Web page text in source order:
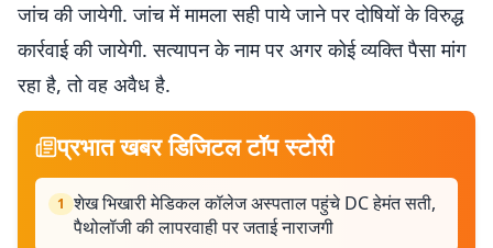
जांच की जायेगी. जांच में मामला सही पाये जाने पर दोषियों के विरुद्ध
कार्रवाई की जायेगी. सत्यापन के नाम पर अगर कोई व्यक्ति पैसा मांग
रहा है, तो वह अवैध है.
प्रभात खबर डिजिटल टॉप स्टोरी
1 शेख भिखारी मेडिकल कॉलेज अस्पताल पहुंचे DC हेमंत सती,
पैथोलॉजी की लापरवाही पर जताई नाराजगी